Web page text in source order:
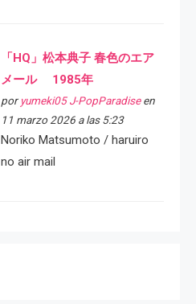
「HQ」松本典子 春色のエア
メール 1985年
por yumeki05 J-PopParadiseen
11 marzo 2026 a las 5:23
Noriko Matsumoto / haruiro
no air mail